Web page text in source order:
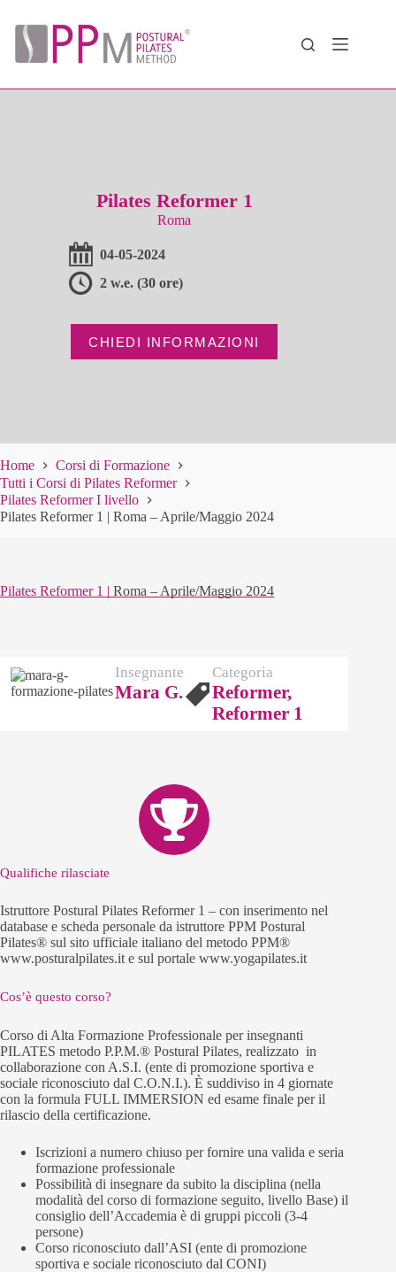
contenuto
Pilates Reformer 1
Roma
04-05-2024
2 w.e. (30 ore)
CHIEDI INFORMAZIONI
Home
Corsi di Formazione
Tutti i Corsi di Pilates Reformer
Pilates Reformer I livello
Pilates Reformer 1 | Roma – Aprile/Maggio 2024
Pilates Reformer 1 | Roma – Aprile/Maggio 2024
Insegnante
Mara G.
Categoria
Reformer,
Reformer 1
Qualifiche rilasciate
Istruttore Postural Pilates Reformer 1 – con inserimento nel
database e scheda personale da istruttore PPM Postural
Pilates® sul sito ufficiale italiano del metodo PPM®
www.posturalpilates.it e sul portale www.yogapilates.it
Cos’è questo corso?
Corso di Alta Formazione Professionale per insegnanti
PILATES metodo P.P.M.® Postural Pilates, realizzato in
collaborazione con A.S.I. (ente di promozione sportiva e
sociale riconosciuto dal C.O.N.I.). È suddiviso in 4 giornate
con la formula FULL IMMERSION ed esame finale per il
rilascio della certificazione.
Iscrizioni a numero chiuso per fornire una valida e seria
formazione professionale
Possibilità di insegnare da subito la disciplina (nella
modalità del corso di formazione seguito, livello Base) il
consiglio dell’Accademia è di gruppi piccoli (3-4
persone)
Corso riconosciuto dall’ASI (ente di promozione
sportiva e sociale riconosciuto dal CONI)